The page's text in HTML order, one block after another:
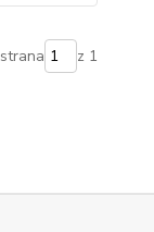
strana z 1